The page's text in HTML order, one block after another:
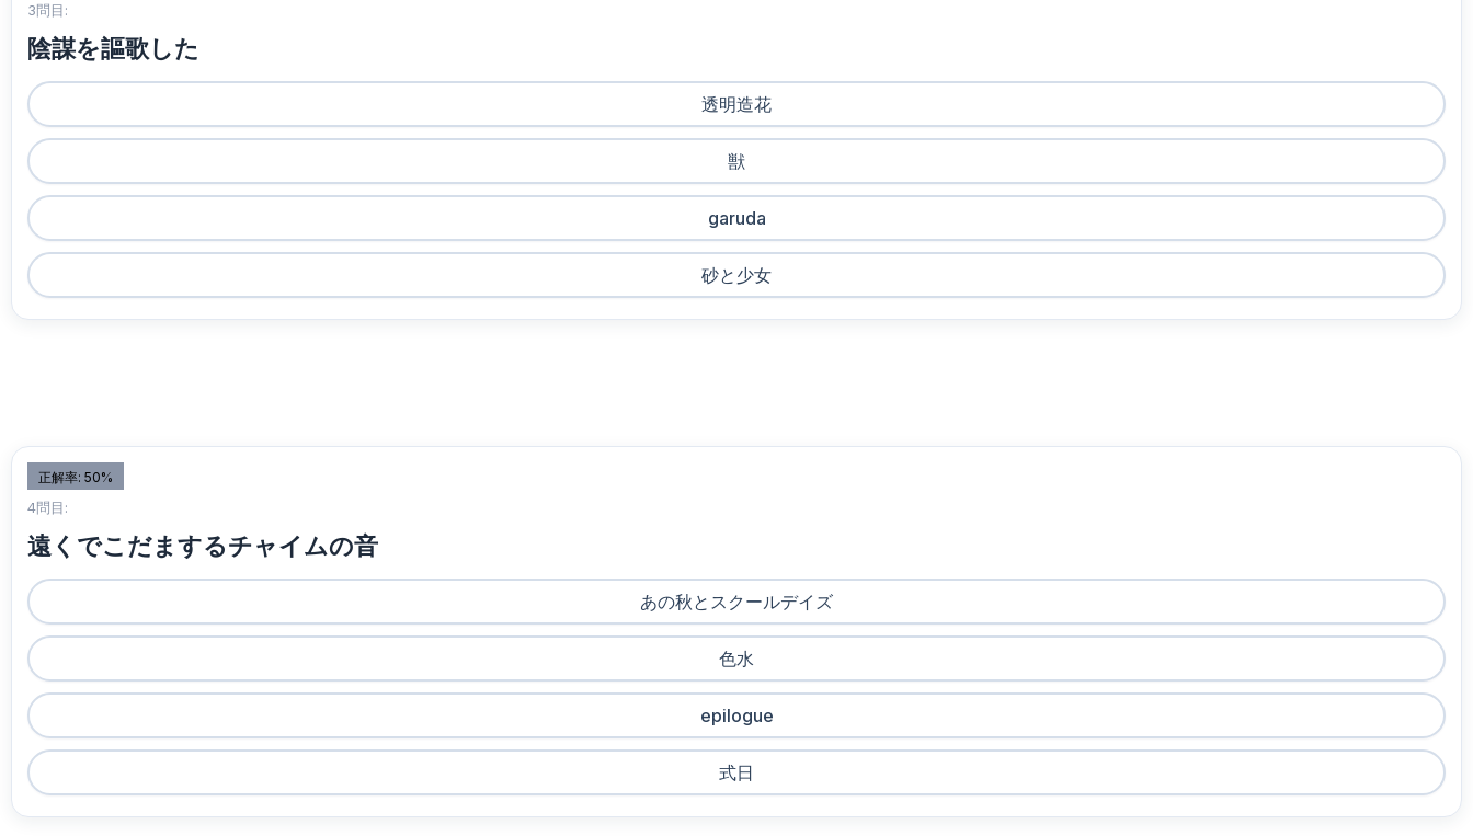
3問目:
陰謀を謳歌した
透明造花
獣
garuda
砂と少女
正解率: 50%
4問目:
遠くでこだまするチャイムの音
あの秋とスクールデイズ
色水
epilogue
式日